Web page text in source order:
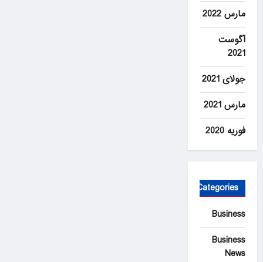
مارس 2022
آگوست
2021
جولای 2021
مارس 2021
فوریه 2020
Categories
Business
Business
News